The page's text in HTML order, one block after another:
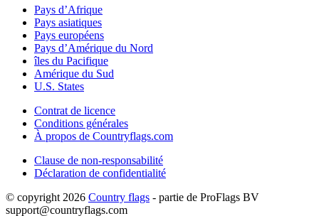
Pays d’Afrique
Pays asiatiques
Pays européens
Pays d’Amérique du Nord
îles du Pacifique
Amérique du Sud
U.S. States
Contrat de licence
Conditions générales
À propos de Countryflags.com
Clause de non-responsabilité
Déclaration de confidentialité
© copyright 2026 Country flags - partie de ProFlags BV
support@countryflags.com